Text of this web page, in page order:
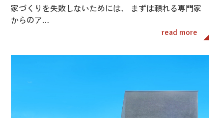
家づくりを失敗しないためには、 まずは頼れる専門家
からのア…
read more